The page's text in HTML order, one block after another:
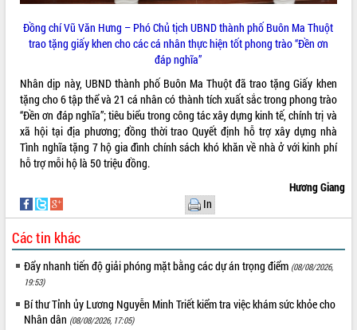
Đồng chí Vũ Văn Hưng – Phó Chủ tịch UBND thành phố Buôn Ma Thuột
trao tặng giấy khen cho các cá nhân thực hiện tốt phong trào “Đền ơn
đáp nghĩa”
Nhân dịp này, UBND thành phố Buôn Ma Thuột đã trao tặng Giấy khen
tặng cho 6 tập thể và 21 cá nhân có thành tích xuất sắc trong phong trào
“Đền ơn đáp nghĩa”; tiêu biểu trong công tác xây dựng kinh tế, chính trị và
xã hội tại địa phương; đồng thời trao Quyết định hỗ trợ xây dựng nhà
Tình nghĩa tặng 7 hộ gia đình chính sách khó khăn về nhà ở với kinh phí
hỗ trợ mỗi hộ là 50 triệu đồng.
Hương Giang
In
Các tin khác
Đẩy nhanh tiến độ giải phóng mặt bằng các dự án trọng điểm (08/08/2026,
19:53)
Bí thư Tỉnh ủy Lương Nguyễn Minh Triết kiểm tra việc khám sức khỏe cho
Nhân dân (08/08/2026, 17:05)